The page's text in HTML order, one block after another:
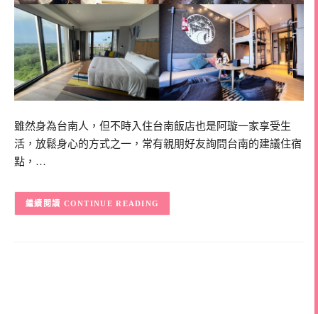
雖然身為台南人，但不時入住台南飯店也是阿璇一家享受生
活，放鬆身心的方式之一，常有親朋好友詢問台南的建議住宿
點，…
CONTINUE READING